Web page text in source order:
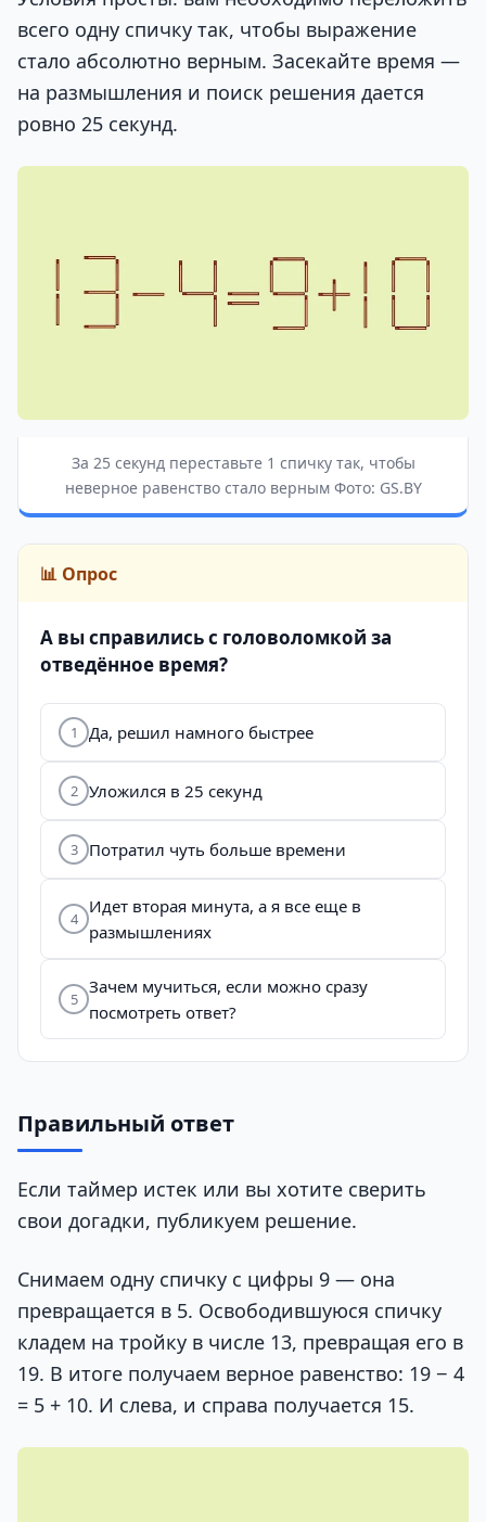
всего одну спичку так, чтобы выражение
стало абсолютно верным. Засекайте время —
на размышления и поиск решения дается
ровно 25 секунд.
За 25 секунд переставьте 1 спичку так, чтобы
неверное равенство стало верным Фото: GS.BY
📊 Опрос
А вы справились с головоломкой за
отведённое время?
1 Да, решил намного быстрее
2 Уложился в 25 секунд
3 Потратил чуть больше времени
4
Идет вторая минута, а я все еще в
размышлениях
5
Зачем мучиться, если можно сразу
посмотреть ответ?
Правильный ответ
Если таймер истек или вы хотите сверить
свои догадки, публикуем решение.
Снимаем одну спичку с цифры 9 — она
превращается в 5. Освободившуюся спичку
кладем на тройку в числе 13, превращая его в
19. В итоге получаем верное равенство: 19 − 4
= 5 + 10. И слева, и справа получается 15.